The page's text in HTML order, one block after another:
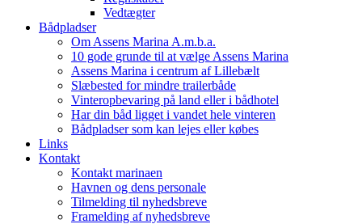
Vedtægter
Bådpladser
Om Assens Marina A.m.b.a.
10 gode grunde til at vælge Assens Marina
Assens Marina i centrum af Lillebælt
Slæbested for mindre trailerbåde
Vinteropbevaring på land eller i bådhotel
Har din båd ligget i vandet hele vinteren
Bådpladser som kan lejes eller købes
Links
Kontakt
Kontakt marinaen
Havnen og dens personale
Tilmelding til nyhedsbreve
Framelding af nyhedsbreve